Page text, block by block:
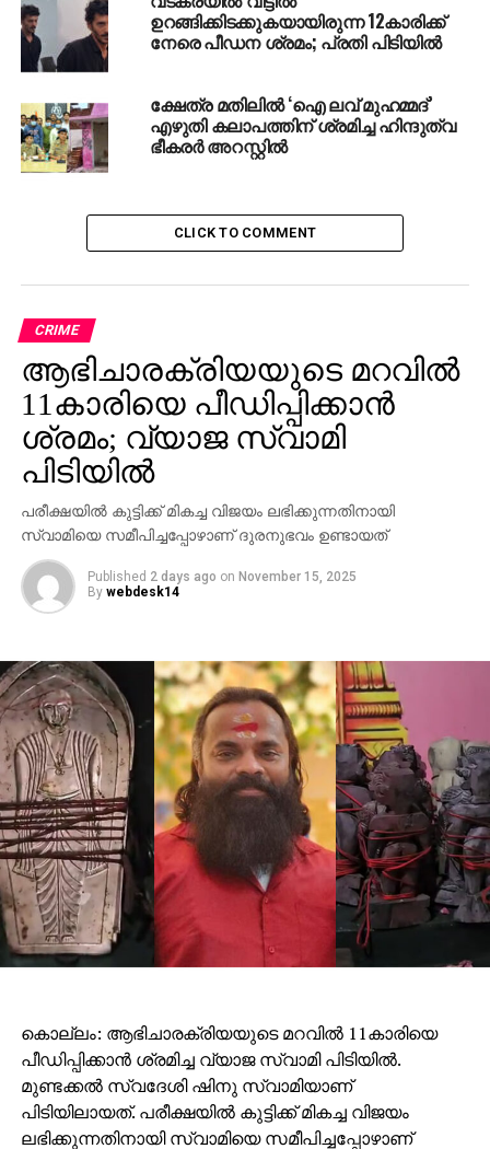
ഉറങ്ങിക്കിടക്കുകയായിരുന്ന 12കാരിക്ക്
നേരെ പീഡന ശ്രമം; പ്രതി പിടിയിൽ
ക്ഷേത്ര മതിലില്‍ ‘ഐ ലവ് മുഹമ്മദ്’
എഴുതി കലാപത്തിന് ശ്രമിച്ച ഹിന്ദുത്വ
ഭീകരര്‍ അറസ്റ്റില്‍
CLICK TO COMMENT
CRIME
ആഭിചാരക്രിയയുടെ മറവിൽ
11കാരിയെ പീഡിപ്പിക്കാൻ
ശ്രമം; വ്യാജ സ്വാമി
പിടിയിൽ
പരീക്ഷയിൽ കുട്ടിക്ക് മികച്ച വിജയം ലഭിക്കുന്നതിനായി
സ്വാമിയെ സമീപിച്ചപ്പോഴാണ് ദുരനുഭവം ഉണ്ടായത്
Published 2 days ago on November 15, 2025
By webdesk14
കൊല്ലം: ആഭിചാരക്രിയയുടെ മറവിൽ 11കാരിയെ
പീഡിപ്പിക്കാൻ ശ്രമിച്ച വ്യാജ സ്വാമി പിടിയിൽ.
മുണ്ടക്കൽ സ്വദേശി ഷിനു സ്വാമിയാണ്
പിടിയിലായത്. പരീക്ഷയിൽ കുട്ടിക്ക് മികച്ച വിജയം
ലഭിക്കുന്നതിനായി സ്വാമിയെ സമീപിച്ചപ്പോഴാണ്